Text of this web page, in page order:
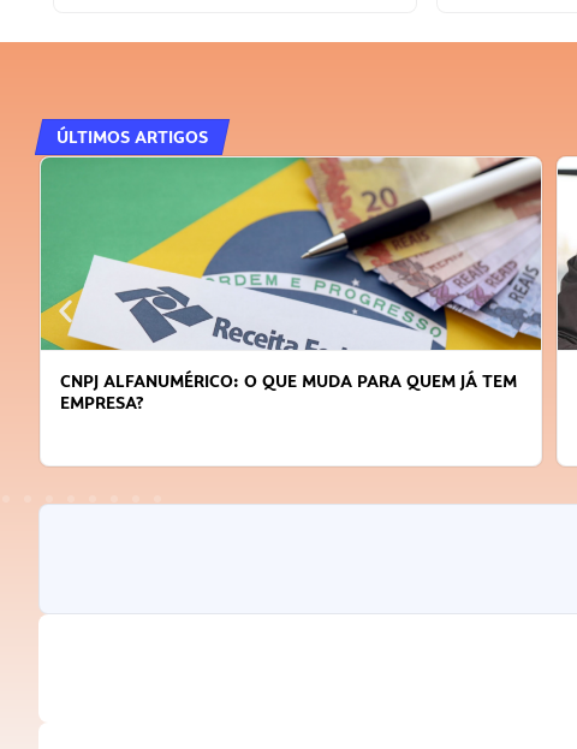
ÚLTIMOS ARTIGOS
CNPJ ALFANUMÉRICO: O QUE MUDA PARA QUEM JÁ TEM
EMPRESA?